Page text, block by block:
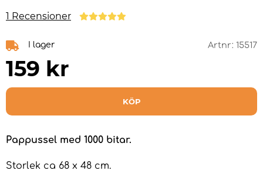
1 Recensioner
I lager Artnr: 15517
159 kr
KÖP
Pappussel med 1000 bitar.
Storlek ca 68 x 48 cm.